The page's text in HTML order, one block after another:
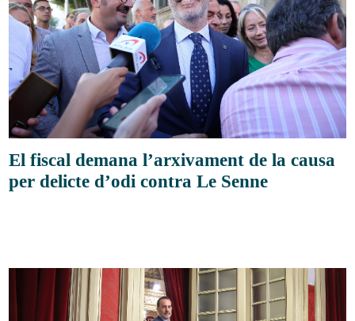
El fiscal demana l’arxivament de la causa
per delicte d’odi contra Le Senne